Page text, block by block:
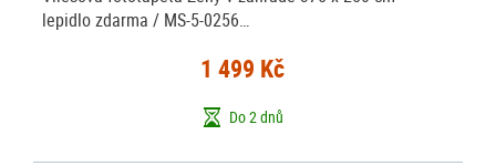
lepidlo zdarma / MS-5-0256…
1 499 Kč
Do 2 dnů